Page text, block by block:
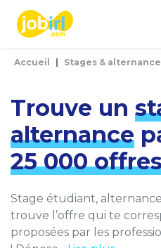
Accueil Stages & alternance
Trouve un
alternance
25 000
Stage étudiant,
trouve l’offre qui te
proposées par les
Panneau de gestion des